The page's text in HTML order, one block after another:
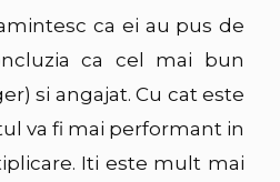
ca ei au pus de
ca cel mai bun
si angajat. Cu cat este
va fi mai performant in
Iti este mult mai